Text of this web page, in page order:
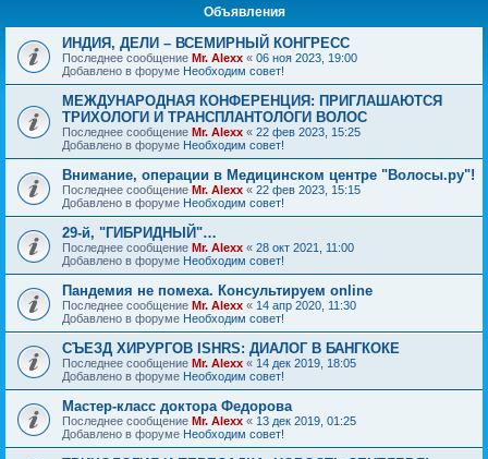
Объявления
ИНДИЯ, ДЕЛИ – ВСЕМИРНЫЙ КОНГРЕСС
Последнее сообщение Mr. Alexx « 06 ноя 2023, 19:00
Добавлено в форуме Необходим совет!
МЕЖДУНАРОДНАЯ КОНФЕРЕНЦИЯ: ПРИГЛАШАЮТСЯ
ТРИХОЛОГИ И ТРАНСПЛАНТОЛОГИ ВОЛОС
Последнее сообщение Mr. Alexx « 22 фев 2023, 15:25
Добавлено в форуме Необходим совет!
Внимание, операции в Медицинском центре "Волосы.ру"!
Последнее сообщение Mr. Alexx « 22 фев 2023, 15:15
Добавлено в форуме Необходим совет!
29-й, "ГИБРИДНЫЙ"…
Последнее сообщение Mr. Alexx « 28 окт 2021, 11:00
Добавлено в форуме Необходим совет!
Пандемия не помеха. Консультируем online
Последнее сообщение Mr. Alexx « 14 апр 2020, 11:30
Добавлено в форуме Необходим совет!
СЪЕЗД ХИРУРГОВ ISHRS: ДИАЛОГ В БАНГКОКЕ
Последнее сообщение Mr. Alexx « 14 дек 2019, 18:05
Добавлено в форуме Необходим совет!
Мастер-класс доктора Федорова
Последнее сообщение Mr. Alexx « 13 дек 2019, 01:25
Добавлено в форуме Необходим совет!